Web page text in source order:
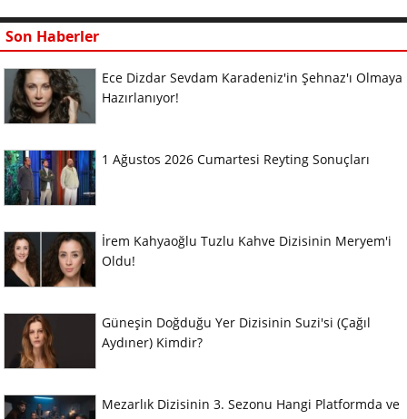
Son Haberler
Ece Dizdar Sevdam Karadeniz'in Şehnaz'ı Olmaya
Hazırlanıyor!
1 Ağustos 2026 Cumartesi Reyting Sonuçları
İrem Kahyaoğlu Tuzlu Kahve Dizisinin Meryem'i
Oldu!
Güneşin Doğduğu Yer Dizisinin Suzi'si (Çağıl
Aydıner) Kimdir?
Mezarlık Dizisinin 3. Sezonu Hangi Platformda ve